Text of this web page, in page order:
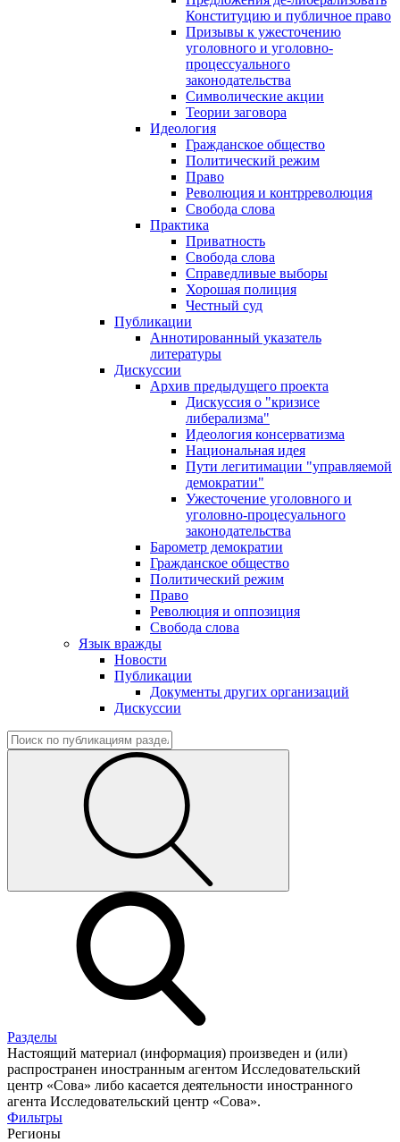
Конституцию и публичное право
Призывы к ужесточению
уголовного и уголовно-
процессуального
законодательства
Символические акции
Теории заговора
Идеология
Гражданское общество
Политический режим
Право
Революция и контрреволюция
Свобода слова
Практика
Приватность
Свобода слова
Справедливые выборы
Хорошая полиция
Честный суд
Публикации
Аннотированный указатель
литературы
Дискуссии
Архив предыдущего проекта
Дискуссия о "кризисе
либерализма"
Идеология консерватизма
Национальная идея
Пути легитимации "управляемой
демократии"
Ужесточение уголовного и
уголовно-процесуального
законодательства
Барометр демократии
Гражданское общество
Политический режим
Право
Революция и оппозиция
Свобода слова
Язык вражды
Новости
Публикации
Документы других организаций
Дискуссии
Разделы
Настоящий материал (информация) произведен и (или)
распространен иностранным агентом Исследовательский
центр «Сова» либо касается деятельности иностранного
агента Исследовательский центр «Сова».
Фильтры
Регионы